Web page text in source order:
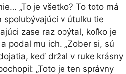
„To je všetko? To toto má
spolubývajúci v útulku tie
zase raz opýtal, koľko je
podal mu ich. „Zober si, sú
keď držal v ruke krásny
„Toto je ten správny